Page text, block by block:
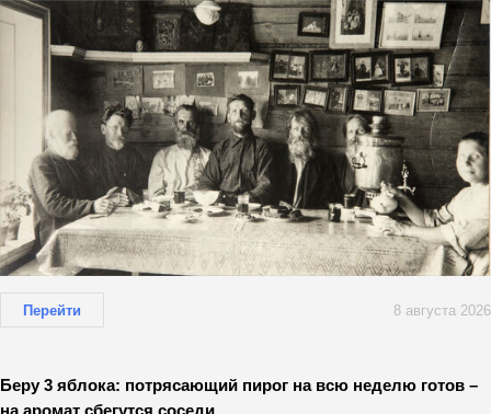
Перейти 8 августа 2026
Беру 3 яблока: потрясающий пирог на всю неделю готов –
на аромат сбегутся соседи